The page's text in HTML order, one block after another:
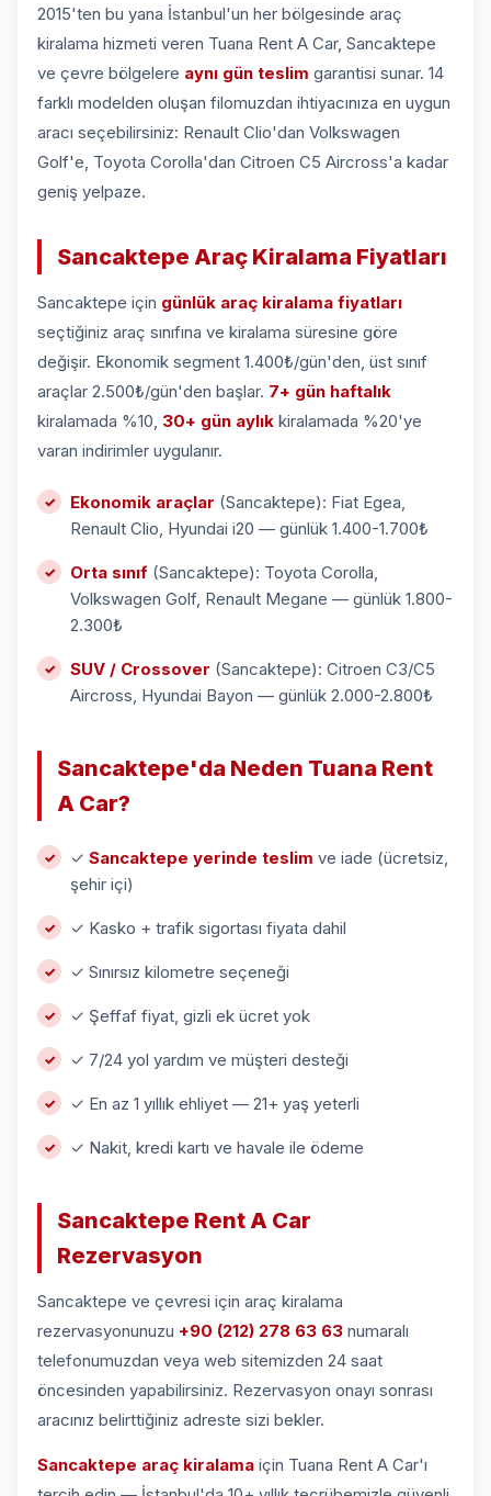
2015'ten bu yana İstanbul'un her bölgesinde araç
kiralama hizmeti veren Tuana Rent A Car, Sancaktepe
ve çevre bölgelere aynı gün teslim garantisi sunar. 14
farklı modelden oluşan filomuzdan ihtiyacınıza en uygun
aracı seçebilirsiniz: Renault Clio'dan Volkswagen
Golf'e, Toyota Corolla'dan Citroen C5 Aircross'a kadar
geniş yelpaze.
Sancaktepe Araç Kiralama Fiyatları
Sancaktepe için günlük araç kiralama fiyatları
seçtiğiniz araç sınıfına ve kiralama süresine göre
değişir. Ekonomik segment 1.400₺/gün'den, üst sınıf
araçlar 2.500₺/gün'den başlar. 7+ gün haftalık
kiralamada %10, 30+ gün aylık kiralamada %20'ye
varan indirimler uygulanır.
Ekonomik araçlar (Sancaktepe): Fiat Egea,
Renault Clio, Hyundai i20 — günlük 1.400-1.700₺
Orta sınıf (Sancaktepe): Toyota Corolla,
Volkswagen Golf, Renault Megane — günlük 1.800-
2.300₺
SUV / Crossover (Sancaktepe): Citroen C3/C5
Aircross, Hyundai Bayon — günlük 2.000-2.800₺
Sancaktepe'da Neden Tuana Rent
A Car?
✓ Sancaktepe yerinde teslim ve iade (ücretsiz,
şehir içi)
✓ Kasko + trafik sigortası fiyata dahil
✓ Sınırsız kilometre seçeneği
✓ Şeffaf fiyat, gizli ek ücret yok
✓ 7/24 yol yardım ve müşteri desteği
✓ En az 1 yıllık ehliyet — 21+ yaş yeterli
✓ Nakit, kredi kartı ve havale ile ödeme
Sancaktepe Rent A Car
Rezervasyon
Sancaktepe ve çevresi için araç kiralama
rezervasyonunuzu +90 (212) 278 63 63 numaralı
telefonumuzdan veya web sitemizden 24 saat
öncesinden yapabilirsiniz. Rezervasyon onayı sonrası
aracınız belirttiğiniz adreste sizi bekler.
Sancaktepe araç kiralama için Tuana Rent A Car'ı